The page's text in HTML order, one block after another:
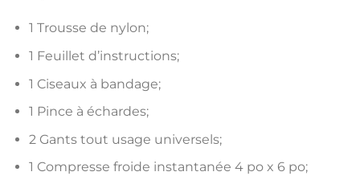
1 Trousse de nylon;
1 Feuillet d’instructions;
1 Ciseaux à bandage;
1 Pince à échardes;
2 Gants tout usage universels;
1 Compresse froide instantanée 4 po x 6 po;